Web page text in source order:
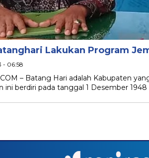
Lakukan Program
- 06:58
– Batang Hari adalah Kabupaten
ini berdiri pada tanggal 1 Desember